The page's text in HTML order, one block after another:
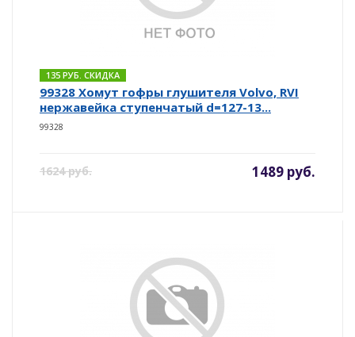
135 РУБ. СКИДКА
99328 Хомут гофры глушителя Volvo, RVI
нержавейка ступенчатый d=127-13...
99328
1624 руб. 1489 руб.